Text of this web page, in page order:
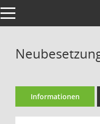
Toggle navigation
Informationen